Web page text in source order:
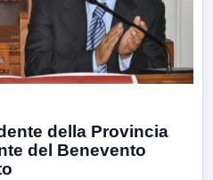
della Provincia
del Benevento